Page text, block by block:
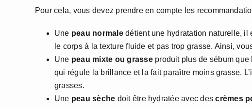
Pour cela, vous devez prendre en compte les
Une peau normaledétient une hydratation naturelle, il
le corps à la texture fluide et pas trop grasse. Ainsi,
Une peau mixte ou grasseproduit plus de sébum que
qui régule la brillance et la fait paraître moins grasse.
grasses.
Une peau sèche doit être hydratée avec des crèmes